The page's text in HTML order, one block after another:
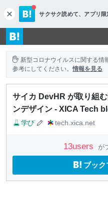
c
l
o
s
e
サクサク読めて、 アプリ限
新型コロナウイルスに関する情
参考にしてください。情報を見る
サイカ DevHR が取り組
ンデザイン - XICA Tech
学び tech.xica.net
13users が
ブック